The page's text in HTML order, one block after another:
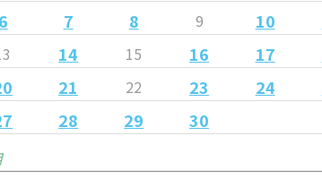
7 8 9 10
14 15 16 17
21 22 23 24
28 29 30